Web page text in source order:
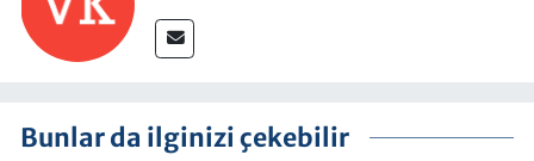
Bunlar da ilginizi çekebilir